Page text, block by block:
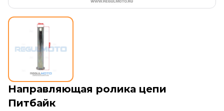
Направляющая ролика цепи
Питбайк